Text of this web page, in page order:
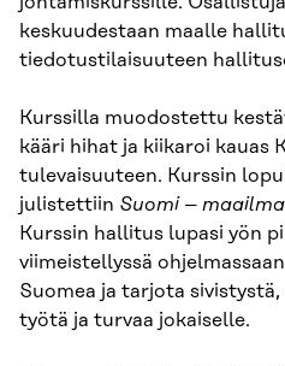
keskuudestaan maalle
tiedotustilaisuuteen
Kurssilla muodostettu
kääri hihat ja kiikaroi kauas
tulevaisuuteen. Kurssin
julistettiin Suomi –
Kurssin hallitus lupasi yön
viimeistellyssä
Suomea ja tarjota
työtä ja turvaa jokaiselle.